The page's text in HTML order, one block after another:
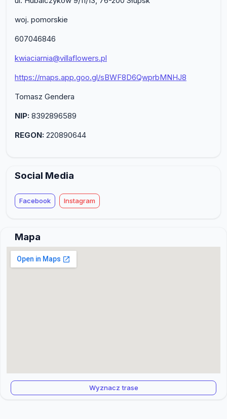
woj. pomorskie
607046846
kwiaciarnia@villaflowers.pl
https://maps.app.goo.gl/sBWF8D6QwprbMNHJ8
Tomasz Gendera
NIP: 8392896589
REGON: 220890644
Social Media
Facebook Instagram
Mapa
Wyznacz trase